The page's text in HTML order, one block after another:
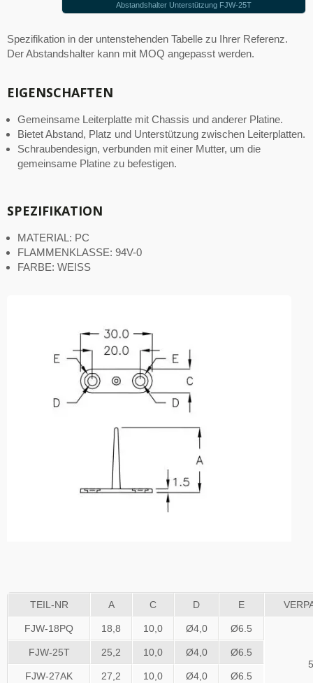
Abstandshalter Unterstützung FJW-25T
Spezifikation in der untenstehenden Tabelle zu Ihrer Referenz.
Der Abstandshalter kann mit MOQ angepasst werden.
EIGENSCHAFTEN
Gemeinsame Leiterplatte mit Chassis und anderer Platine.
Bietet Abstand, Platz und Unterstützung zwischen Leiterplatten.
Schraubendesign, verbunden mit einer Mutter, um die
gemeinsame Platine zu befestigen.
SPEZIFIKATION
MATERIAL: PC
FLAMMENKLASSE: 94V-0
FARBE: WEISS
TEIL-NR A C D E
FJW-18PQ 18,8 10,0 Ø4,0 Ø6.5
FJW-25T 25,2 10,0 Ø4,0 Ø6.5
FJW-27AK 27,2 10,0 Ø4,0 Ø6.5